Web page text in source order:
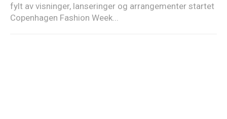
fylt av visninger, lanseringer og arrangementer startet
Copenhagen Fashion Week...